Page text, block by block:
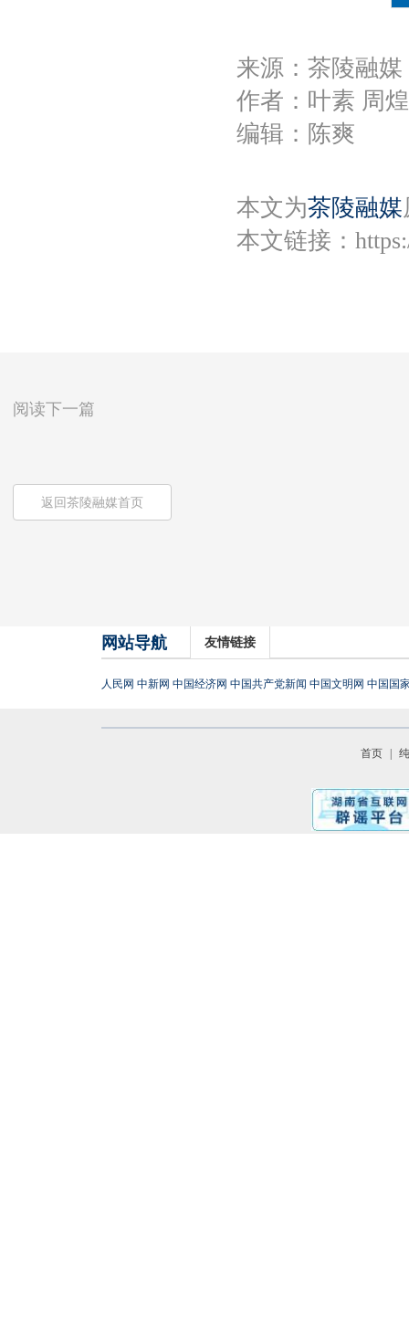
来源：茶陵融媒
作者：叶素 周
编辑：陈爽
本文为茶陵融媒
本文链接：
阅读下一篇
返回茶陵融媒首页
网站导航 友情链接
人民网 中新网 中国经济网 中国共产党新闻 中国文明网 中国国
首页